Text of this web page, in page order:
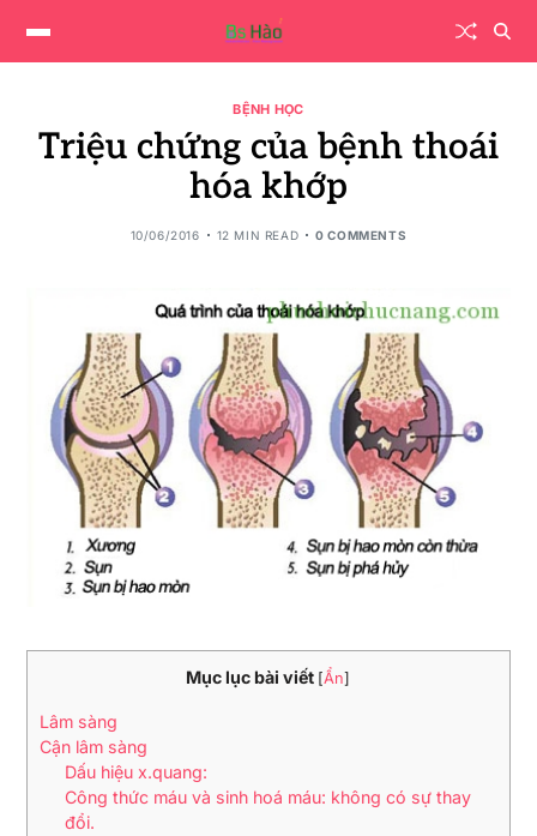
BỆNH HỌC
Triệu chứng của bệnh thoái
hóa khớp
10/06/2016 12 MIN READ 0 COMMENTS
Mục lục bài viết [Ẩn]
Lâm sàng
Cận lâm sàng
Dấu hiệu x.quang:
Công thức máu và sinh hoá máu: không có sự thay
đổi.